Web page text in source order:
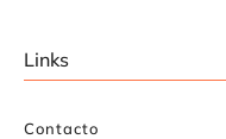
Links
Contacto